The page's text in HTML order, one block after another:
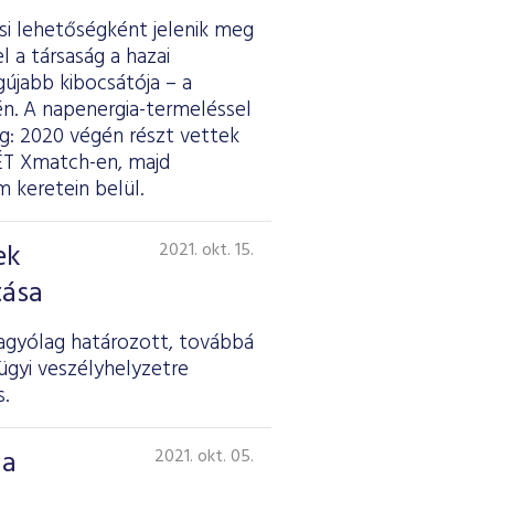
lehetőségként jelenik meg
társaság a hazai
kibocsátója – a
A napenergia-termeléssel
2020 végén részt vettek
Xmatch-en, majd
keretein belül.
2021. okt. 15.
határozott, továbbá
veszélyhelyzetre
2021. okt. 05.